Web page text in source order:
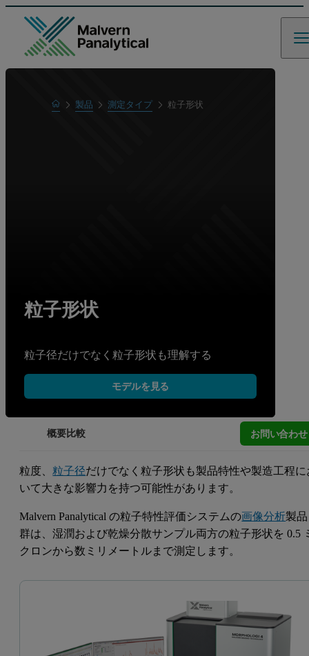
Home製品 測定タイプ 粒子形状
粒子形状
粒子径だけでなく粒子形状も理解する
モデルを見る
概要比較 お問い合わせ
粒度、粒子径だけでなく粒子形状も製品特性や製造工程に
いて大きな影響力を持つ可能性があります。
Malvern Panalytical の粒子特性評価システムの画像分析製品
群は、湿潤および乾燥分散サンプル両方の粒子形状を 0.5
クロンから数ミリメートルまで測定します。